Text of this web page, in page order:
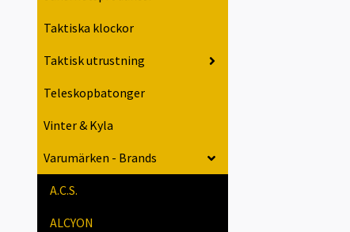
Taktiska klockor
Taktisk utrustning
Teleskopbatonger
Vinter & Kyla
Varumärken - Brands
A.C.S.
ALCYON